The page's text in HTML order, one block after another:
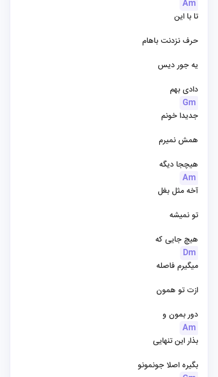
Am
تا با این
حرف نزدنت باهام
یه جور دیس
دادی بهم
Gm
جدیدا خونم
همش نمیرم
هیچجا دیگه
Am
آخه مثل بغل
تو نمیشه
هیچ جایی که
Dm
میگیرم فاصله
ازت تو همون
دور بمون و
Am
بذار این تنهایی
بگیره اصلا جونمونو